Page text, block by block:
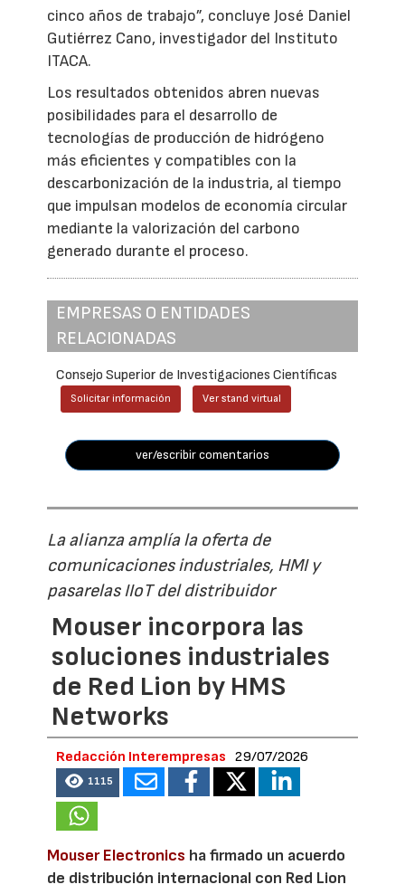
cinco años de trabajo”, concluye José Daniel
Gutiérrez Cano, investigador del Instituto
ITACA.
Los resultados obtenidos abren nuevas
posibilidades para el desarrollo de
tecnologías de producción de hidrógeno
más eficientes y compatibles con la
descarbonización de la industria, al tiempo
que impulsan modelos de economía circular
mediante la valorización del carbono
generado durante el proceso.
EMPRESAS O ENTIDADES
RELACIONADAS
Consejo Superior de Investigaciones Científicas
Solicitar información Ver stand virtual
ver/escribir comentarios
La alianza amplía la oferta de
comunicaciones industriales, HMI y
pasarelas IIoT del distribuidor
Mouser incorpora las
soluciones industriales
de Red Lion by HMS
Networks
Redacción Interempresas 29/07/2026
1115
Mouser Electronics ha firmado un acuerdo
de distribución internacional con Red Lion